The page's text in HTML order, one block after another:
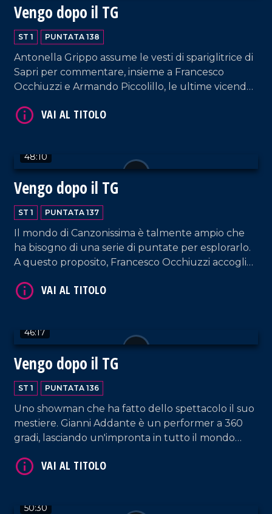
Vengo dopo il TG
ST 1 PUNTATA 138
Antonella Grippo assume le vesti di spariglitrice di
Sapri per commentare, insieme a Francesco
Occhiuzzi e Armando Piccolillo, le ultime vicende
48:10
Vengo dopo il TG
ST 1 PUNTATA 137
Il mondo di Canzonissima è talmente ampio che
ha bisogno di una serie di puntate per esplorarlo.
A questo proposito, Francesco Occhiuzzi accoglie
Spazio anche a un'interessante intervista a
46:17
Vengo dopo il TG
ST 1 PUNTATA 136
Uno showman che ha fatto dello spettacolo il suo
mestiere. Gianni Addante è un performer a 360
gradi, lasciando un'impronta in tutto il mondo
racconta il suo mestiere anche attraverso il libro
50:30
VAI AL TITOLO
VAI AL TITOLO
VAI AL TITOLO